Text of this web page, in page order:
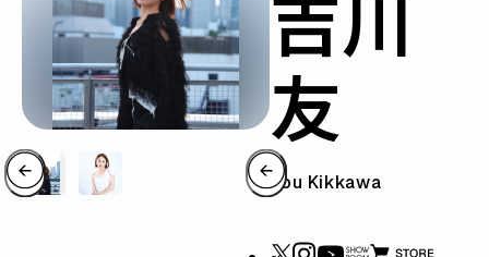
友
You Kikkawa